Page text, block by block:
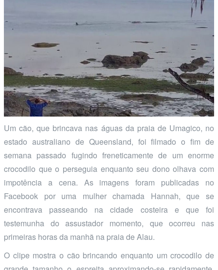
Um cão, que brincava nas águas da praia de Umagico, no
estado australiano de Queensland, foi filmado o fim de
semana passado fugindo freneticamente de um enorme
crocodilo que o perseguia enquanto seu dono olhava com
impotência a cena. As imagens foram publicadas no
Facebook por uma mulher chamada Hannah, que se
encontrava passeando na cidade costeira e que foi
testemunha do assustador momento, que ocorreu nas
primeiras horas da manhã na praia de Alau.
O clipe mostra o cão brincando enquanto um crocodilo de